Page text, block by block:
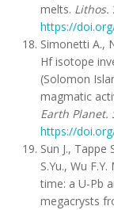
melts. Lithos.
https://
Simonetti A.,
Hf isotope
(Solomon
magmatic
Earth Planet.
https://
Sun J., Tappe
S.Yu., Wu
time: a U-Pb
megacrysts